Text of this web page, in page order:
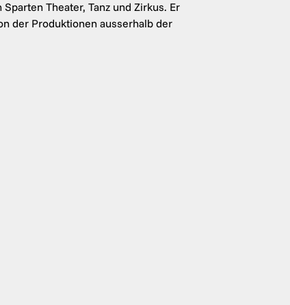
Theater, Tanz und Zirkus. Er
der Produktionen ausserhalb der